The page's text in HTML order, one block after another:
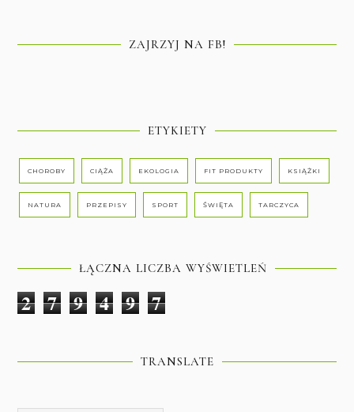
ZAJRZYJ NA FB!
ETYKIETY
CHOROBY CIĄŻA EKOLOGIA FIT PRODUKTY KSIĄŻKI
NATURA PRZEPISY SPORT ŚWIĘTA TARCZYCA
ŁĄCZNA LICZBA WYŚWIETLEŃ
2 7 9 4 9 7
TRANSLATE